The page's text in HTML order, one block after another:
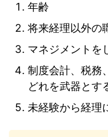
年齢
将来経理以外の
マネジメントを
制度会計、税務
どれを武器とす
未経験から経理